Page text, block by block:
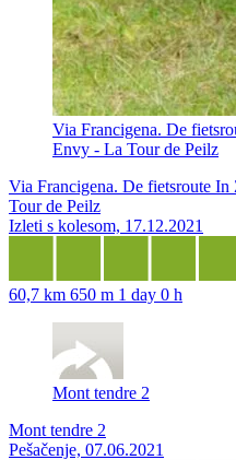
Via Francigena. De
Envy - La Tour de Peilz
Via Francigena. De fietsroute
Tour de Peilz
Izleti s kolesom, 17.12.2021
60,7 km 650 m 1 day 0 h
Mont tendre 2
Mont tendre 2
Pešačenje, 07.06.2021